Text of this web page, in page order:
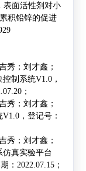
表面活性剂对小
累积铅锌的促进
秀；刘才鑫；
控制系统V1.0，
；
秀；刘才鑫；
V1.0，登记号：
秀；刘才鑫；
仿真实验平台
： 2022.07.15；